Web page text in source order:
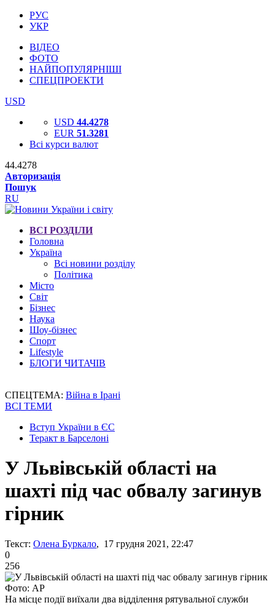
РУС
УКР
ВІДЕО
ФОТО
НАЙПОПУЛЯРНІШІ
СПЕЦПРОЕКТИ
USD
USD 44.4278
EUR 51.3281
Всі курси валют
44.4278
Авторизація
Пошук
RU
ВСІ РОЗДІЛИ
Головна
Україна
Всі новини розділу
Політика
Місто
Світ
Бізнес
Наука
Шоу-бізнес
Спорт
Lifestyle
БЛОГИ ЧИТАЧІВ
СПЕЦТЕМА: Війна в Ірані
ВСІ ТЕМИ
Вступ України в ЄС
Теракт в Барселоні
У Львівській області на
шахті під час обвалу загинув
гірник
Текст: Олена Буркало, 17 грудня 2021, 22:47
0
256
Фото: АР
На місце події виїхали два відділення рятувальної служби